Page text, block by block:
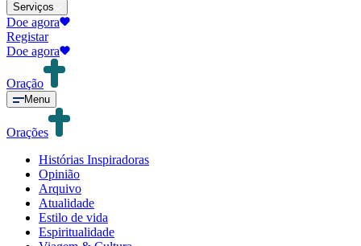
Serviços
Doe agora
Registar
Doe agora
Oração
Menu
Orações
Histórias Inspiradoras
Opinião
Arquivo
Atualidade
Estilo de vida
Espiritualidade